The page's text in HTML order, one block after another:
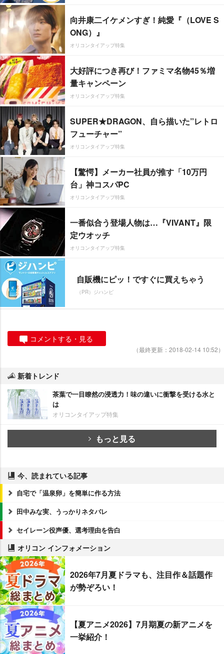
向井康二イケメンすぎ！純愛『（LOVE S
ONG）』
オリコンタイアップ特集
大好評につき再び！ファミマ名物45％増
量キャンペーン
オリコンタイアップ特集
SUPER★DRAGON、自ら描いた”レトロ
フューチャー”
オリコンタイアップ特集
【驚愕】メーカー社員が推す「10万円
台」神コスパPC
オリコンタイアップ特集
一番似合う登場人物は…『VIVANT』限
定ウオッチ
オリコンタイアップ特集
自販機にピッ！ですぐに買えちゃう
（PR）ジハンピ
コメントする・見る
（最終更新：2018-02-14 10:52）
新着トレンド
茶葉で一目瞭然の浸透力！味の違いに衝撃を受ける水と
は
オリコンタイアップ特集
もっと見る
今、読まれている記事
自宅で「温泉卵」を簡単に作る方法
田中みな実、うっかりネタバレ
セイレーン役声優、選考理由を告白
オリコン インフォメーション
2026年7月夏ドラマも、注目作＆話題作
が勢ぞろい！
【夏アニメ2026】7月期夏の新アニメを
一挙紹介！